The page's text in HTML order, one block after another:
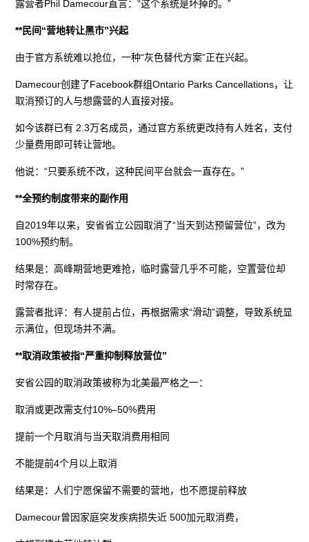
露营者Phil Damecour直言：“这个系统是坏掉的。”
**民间“营地转让黑市”兴起
由于官方系统难以抢位，一种“灰色替代方案”正在兴起。
Damecour创建了Facebook群组Ontario Parks Cancellations，让
取消预订的人与想露营的人直接对接。
如今该群已有 2.3万名成员，通过官方系统更改持有人姓名，支付
少量费用即可转让营地。
他说：“只要系统不改，这种民间平台就会一直存在。”
**全预约制度带来的副作用
自2019年以来，安省省立公园取消了“当天到达预留营位”，改为
100%预约制。
结果是：高峰期营地更难抢，临时露营几乎不可能，空置营位却
时常存在。
露营者批评：有人提前占位，再根据需求“滑动”调整，导致系统显
示满位，但现场并不满。
**取消政策被指“严重抑制释放营位”
安省公园的取消政策被称为北美最严格之一：
取消或更改需支付10%–50%费用
提前一个月取消与当天取消费用相同
不能提前4个月以上取消
结果是：人们宁愿保留不需要的营地，也不愿提前释放
Damecour曾因家庭突发疾病损失近 500加元取消费，